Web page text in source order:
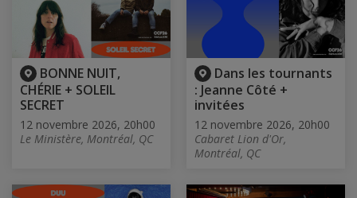
BONNE NUIT,
CHÉRIE + SOLEIL
SECRET
12 novembre 2026, 20h00
Le Ministère, Montréal, QC
Dans les tournants
: Jeanne Côté +
invitées
12 novembre 2026, 20h00
Cabaret Lion d'Or,
Montréal, QC